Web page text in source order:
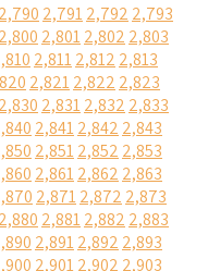
2,790 2,7912,792 2,793
2,800 2,8012,802 2,803
2,8112,812 2,813
2,8212,822 2,823
2,830 2,8312,832 2,833
2,8412,842 2,843
2,8512,852 2,853
2,8612,862 2,863
2,8712,872 2,873
2,880 2,8812,882 2,883
2,8912,892 2,893
2,9012,902 2,903